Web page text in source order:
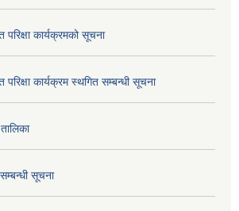
परिक्षा कार्यक्रमको सूचना
परिक्षा कार्यक्रम स्थगित सम्बन्धी सूचना
सूचना